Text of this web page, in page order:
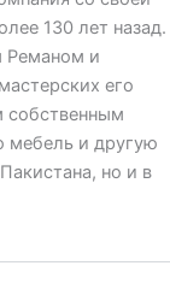
130 лет назад.
Реманом и
его
собственным
мебель и другую
но и в